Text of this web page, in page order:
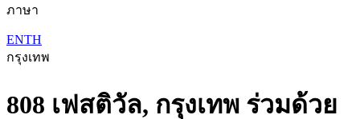
ภาษา
ENTH
กรุงเทพ
808 เฟสติวัล, กรุงเทพ ร่วมด้วย